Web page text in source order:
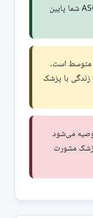
ریسک ۱۰ ساله ASCVD شما پایین
متوسط است.
زندگی با پزشک
می‌شود
پزشک مشورت